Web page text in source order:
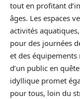
tout en profitant
âges. Les espaces
activités
pour des journées
et des
d’un public en
idyllique promet
pour tous, loin du